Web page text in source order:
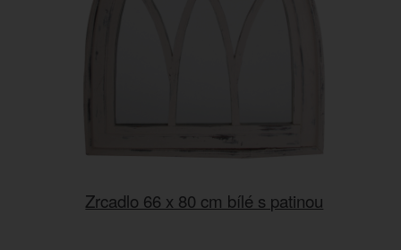
Zrcadlo 66 x 80 cm bílé s patinou